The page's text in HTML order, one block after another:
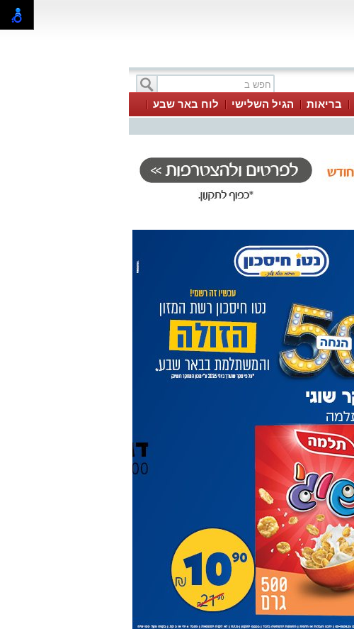
בריאות הגיל השלישי
לוח באר שבע